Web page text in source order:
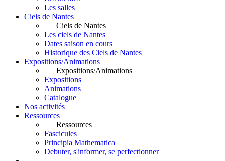
Les salles
Ciels de Nantes
Ciels de Nantes
Les ciels de Nantes
Dates saison en cours
Historique des Ciels de Nantes
Expositions/Animations
Expositions/Animations
Expositions
Animations
Catalogue
Nos activités
Ressources
Ressources
Fascicules
Principia Mathematica
Debuter, s'informer, se perfectionner